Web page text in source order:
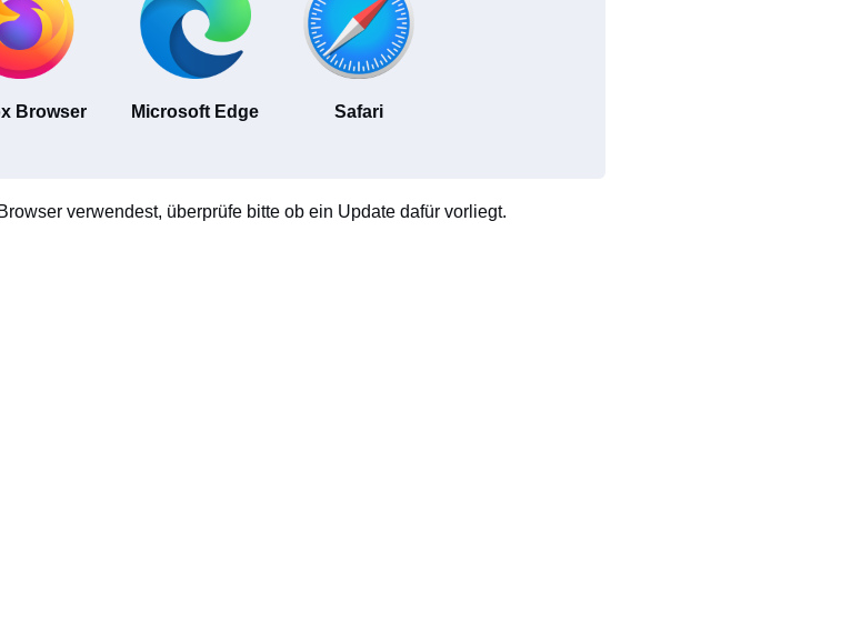
Browser Microsoft Edge Safari
verwendest, überprüfe bitte ob ein Update dafür vorliegt.